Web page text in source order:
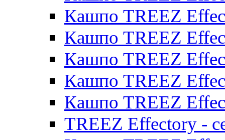
Кашпо TREEZ
Кашпо TREEZ
Кашпо TREEZ
Кашпо TREEZ
Кашпо TREEZ
TREEZ Effectory -